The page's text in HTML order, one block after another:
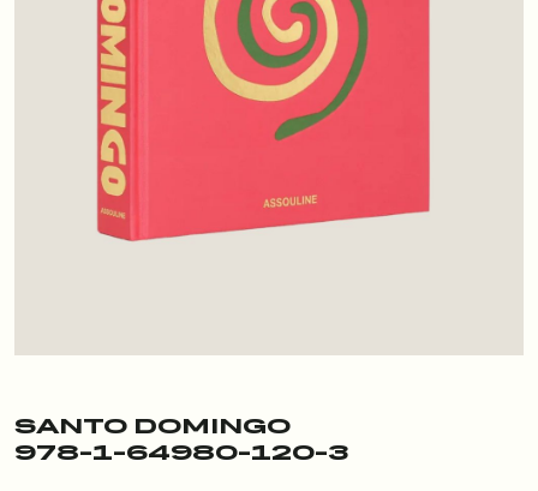
АНТОН ЛАПЕНКО СЕРГЕЙ БУРУНОВ
ПОКУПАТЕЛЮ
ДОСТАВКА И ОПЛАТА
SANTO DOMINGO
978-1-64980-120-3